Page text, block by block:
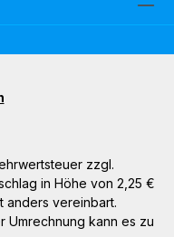
zzgl.
in Höhe von 2,25 €
anders vereinbart.
kann es zu